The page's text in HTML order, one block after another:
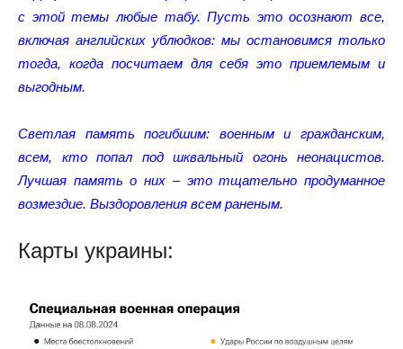
с этой темы любые табу. Пусть это осознают все,
включая английских ублюдков: мы остановимся только
тогда, когда посчитаем для себя это приемлемым и
выгодным.
Светлая память погибшим: военным и гражданским,
всем, кто попал под шквальный огонь неонацистов.
Лучшая память о них – это тщательно продуманное
возмездие. Выздоровления всем раненым.
Карты украины: